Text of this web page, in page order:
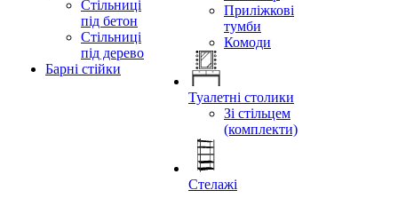
Стільниці
під бетон
Стільниці
під дерево
Барні стійки
Приліжкові
тумби
Комоди
Туалетні столики
Зі стільцем
(комплекти)
Стелажі